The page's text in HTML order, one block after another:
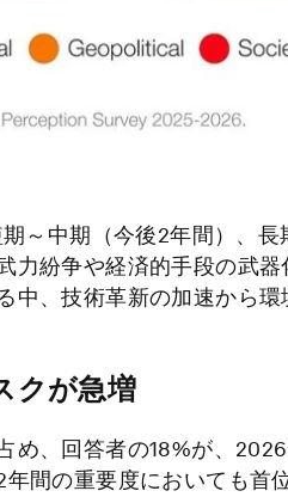
～中期（今後2年間）、
力紛争や経済的手段の武
中、技術革新の加速から
クが急増
め、回答者の18%が、
間の重要度においても首